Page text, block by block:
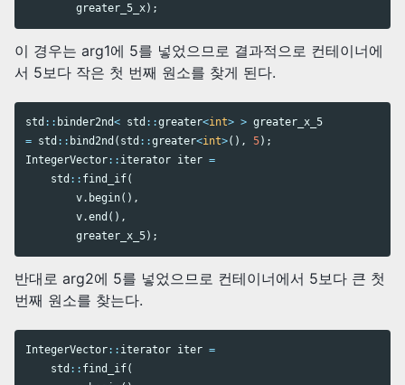
greater_5_x);
이 경우는 arg1에 5를 넣었으므로 결과적으로 컨테이너에
서 5보다 작은 첫 번째 원소를 찾게 된다.
std :: binder2nd< std ::greater<int> > greater_x_5
= std :: bind2nd ( std ::greater<int>(), 5);
IntegerVector:: iterator iter =
std :: find_if(
v. begin(),
v.end (),
greater_x_5);
반대로 arg2에 5를 넣었으므로 컨테이너에서 5보다 큰 첫
번째 원소를 찾는다.
IntegerVector:: iterator iter =
std :: find_if(